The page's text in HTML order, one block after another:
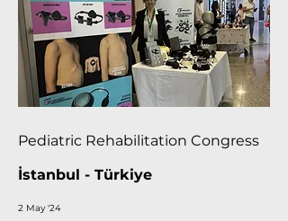
Pediatric Rehabilitation Congress
İstanbul - Türkiye
2 May '24